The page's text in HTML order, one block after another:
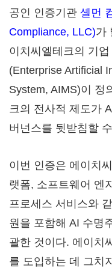
공인 인증기관 셸먼
Compliance, LLC)가
이치씨엘테크의 기
(Enterprise Artificial
System, AIMS)이 정
크의 전사적 제도가
버넌스를 뒷받침할
이번 인증은 에이치
랫폼, 소프트웨어 엔
프로세스 서비스와
원을 포함해 AI 수명
괄한 것이다. 에이치
를 도입하는 데 그치